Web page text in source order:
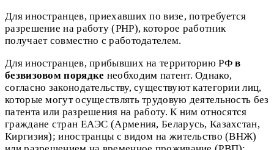
Для иностранцев, приехавших по визе, потребуется
разрешение на работу (РНР), которое работник
получает совместно с работодателем.
Для иностранцев, прибывших на территорию РФв
безвизовом порядке необходим патент. Однако,
согласно законодательству, существуют категории лиц,
которые могут осуществлять трудовую деятельность без
патента или разрешения на работу. К ним относятся
граждане стран ЕАЭС (Армения, Беларусь, Казахстан,
Киргизия); иностранцы с видом на жительство (ВНЖ)